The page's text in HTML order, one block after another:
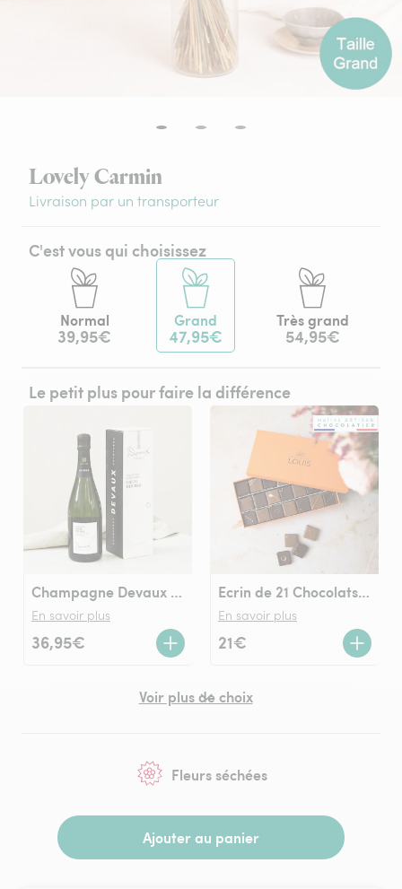
Lovely Carmin
Livraison par un transporteur
C'est vous qui choisissez
Normal
39,95€
Grand
47,95€
Très grand
54,95€
Le petit plus pour faire la différence
Champagne Devaux Cœur des Bar Blanc de Noirs
En savoir plus
36,95€
Ecrin de 21 Chocolats LOUIS noir et lait
En savoir plus
21€
Voir plus de choix
Fleurs séchées
Ajouter au panier